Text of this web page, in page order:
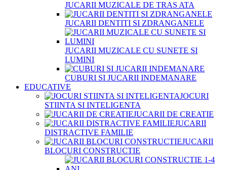
JUCARII MUZICALE DE TRAS ATA
JUCARII DENTITI SI ZDRANGANELE
JUCARII MUZICALE CU SUNETE SI
LUMINI
CUBURI SI JUCARII INDEMANARE
EDUCATIVE
JOCURI
STIINTA SI INTELIGENTA
JUCARII DE CREATIE
JUCARII
DISTRACTIVE FAMILIE
JUCARII
BLOCURI CONSTRUCTIE